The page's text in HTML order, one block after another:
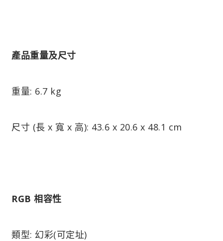
產品重量及尺寸
重量: 6.7 kg
尺寸 (長 x 寬 x 高): 43.6 x 20.6 x 48.1 cm
RGB 相容性
類型: 幻彩(可定址)